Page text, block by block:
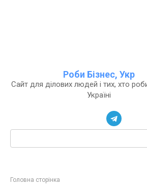
Роби Бізнес, Укр
Сайт для ділових людей і тих, хто
Україні
Головна сторінка